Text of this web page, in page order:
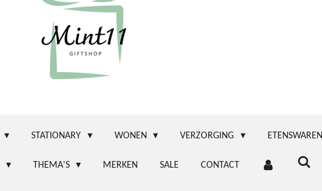
STATIONARY WONEN VERZORGING ETENSWAREN
THEMA'S MERKEN SALE CONTACT